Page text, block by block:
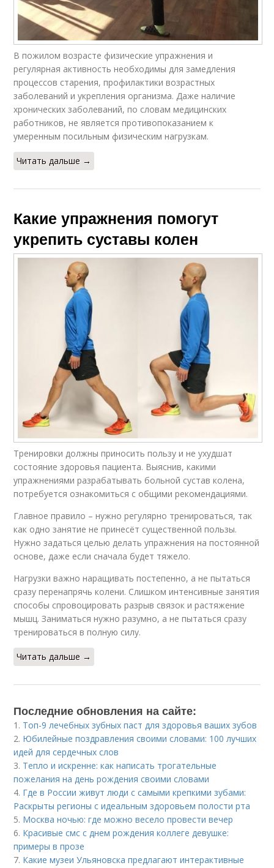
В пожилом возрасте физические упражнения и
регулярная активность необходимы для замедления
процессов старения, профилактики возрастных
заболеваний и укрепления организма. Даже наличие
хронических заболеваний, по словам медицинских
работников, не является противопоказанием к
умеренным посильным физическим нагрузкам.
Читать дальше →
Какие упражнения помогут
укрепить суставы колен
Тренировки должны приносить пользу и не ухудшат
состояние здоровья пациента. Выяснив, какими
упражнениями разрабатывать больной сустав колена,
потребуется ознакомиться с общими рекомендациями.
Главное правило – нужно регулярно тренироваться, так
как одно занятие не принесёт существенной пользы.
Нужно задаться целью делать упражнения на постоянной
основе, даже если сначала будет тяжело.
Нагрузки важно наращивать постепенно, а не пытаться
сразу перенапрячь колени. Слишком интенсивные занятия
способы спровоцировать разрыв связок и растяжение
мышц. Заниматься нужно разумно, а не пытаться сразу
тренироваться в полную силу.
Читать дальше →
Последние обновления на сайте:
1. Топ-9 лечебных зубных паст для здоровья ваших зубов
2. Юбилейные поздравления своими словами: 100 лучших
идей для сердечных слов
3. Тепло и искренне: как написать трогательные
пожелания на день рождения своими словами
4. Где в России живут люди с самыми крепкими зубами:
Раскрыты регионы с идеальным здоровьем полости рта
5. Москва ночью: где можно весело провести вечер
6. Красивые смс с днем рождения коллеге девушке:
примеры в прозе
7. Какие музеи Ульяновска предлагают интерактивные